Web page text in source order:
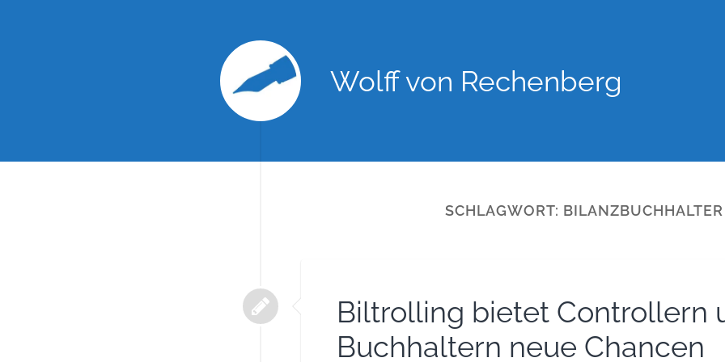
Wolff von Rechenberg
SCHLAGWORT: BILANZBUCHHALTER
Biltrolling bietet Controllern
Buchhaltern neue Chancen